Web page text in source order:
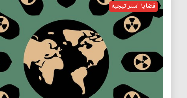
قضايا استراتيجية